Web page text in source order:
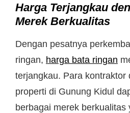
Harga Terjangkau
Merek Berkualitas
Dengan pesatnya
ringan, harga bata ringan
terjangkau. Para kontraktor
properti di Gunung Kidul
berbagai merek berkualitas